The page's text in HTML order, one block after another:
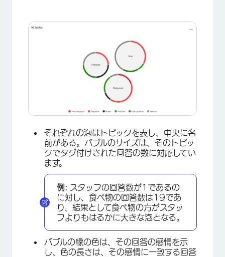
それぞれの泡はトピックを表し、中央に名
前がある。バブルのサイズは、そのトピッ
クでタグ付けされた回答の数に対応してい
ます。
例: スタッフの回答数が1であるの
に対し、食べ物の回答数は19であ
り、結果として食べ物の方がスタッ
フよりもはるかに大きな泡となる。
バブルの縁の色は、その回答の感情を示
し、色の長さは、その感情に一致する回答